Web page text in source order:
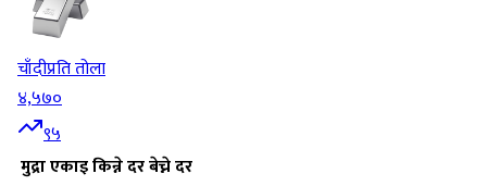
चाँदीप्रति तोला
४,५७०
९५
मुद्राएकाइकिन्ने दरबेच्ने दर